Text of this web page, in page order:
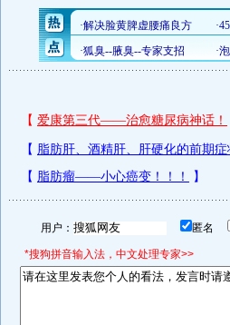
用户： 匿名
*搜狗拼音输入法，中文处理专家>>